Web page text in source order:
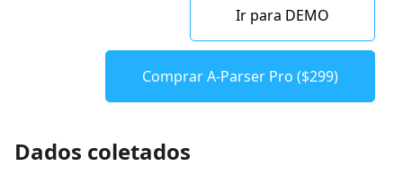
Ir para DEMO
Comprar A-Parser Pro ($299)
Dados coletados